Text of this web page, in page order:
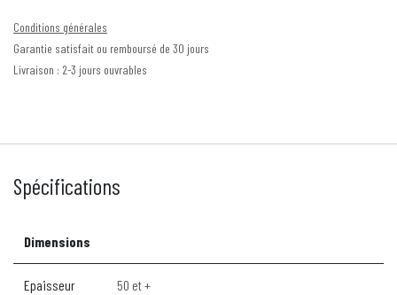
Conditions générales
Garantie satisfait ou remboursé de 30 jours
Livraison : 2-3 jours ouvrables
Spécifications
Dimensions
Epaisseur 50 et +